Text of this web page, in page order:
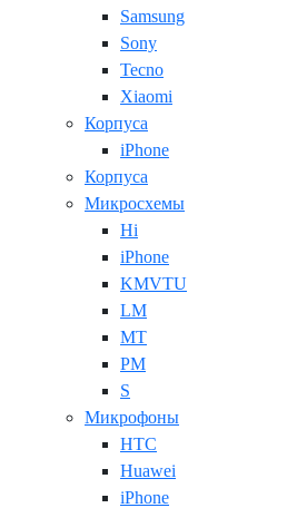
Samsung
Sony
Tecno
Xiaomi
Корпуса
iPhone
Корпуса
Микросхемы
Hi
iPhone
KMVTU
LM
MT
PM
S
Микрофоны
HTC
Huawei
iPhone